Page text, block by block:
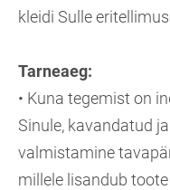
kleidi Sulle
Tarneaeg:
• Kuna tegemist on
Sinule, kavandatud
valmistamine
millele lisandub